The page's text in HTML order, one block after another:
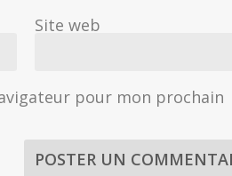
Site web
pour mon prochain